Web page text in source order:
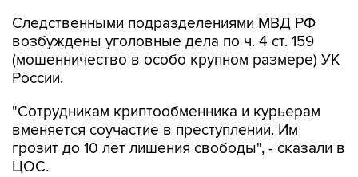
Следственными подразделениями МВД РФ
возбуждены уголовные дела по ч. 4 ст. 159
(мошенничество в особо крупном размере) УК
России.
"Сотрудникам криптообменника и курьерам
вменяется соучастие в преступлении. Им
грозит до 10 лет лишения свободы", - сказали в
ЦОС.